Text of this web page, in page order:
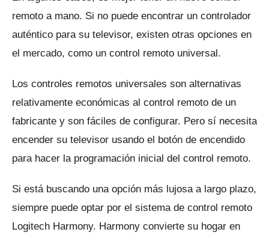
remoto a mano. Si no puede encontrar un controlador
auténtico para su televisor, existen otras opciones en
el mercado, como un control remoto universal.
Los controles remotos universales son alternativas
relativamente económicas al control remoto de un
fabricante y son fáciles de configurar. Pero sí necesita
encender su televisor usando el botón de encendido
para hacer la programación inicial del control remoto.
Si está buscando una opción más lujosa a largo plazo,
siempre puede optar por el sistema de control remoto
Logitech Harmony. Harmony convierte su hogar en